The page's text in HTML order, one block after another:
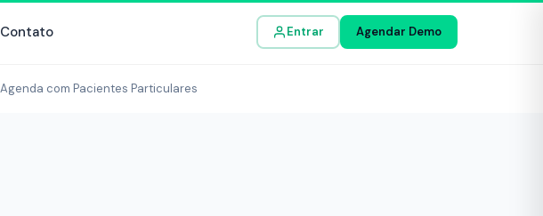
Contato Entrar Agendar Demo
com Pacientes Particulares